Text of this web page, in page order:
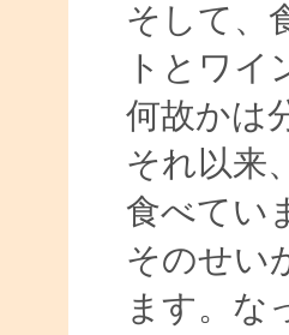
そして、
トとワイ
何故かは
それ以来
食べてい
そのせい
ます。な